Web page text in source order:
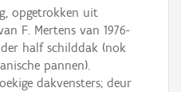
opgetrokken uit
F. Mertens van 1976-
half schilddak (nok
pannen).
dakvensters; deur